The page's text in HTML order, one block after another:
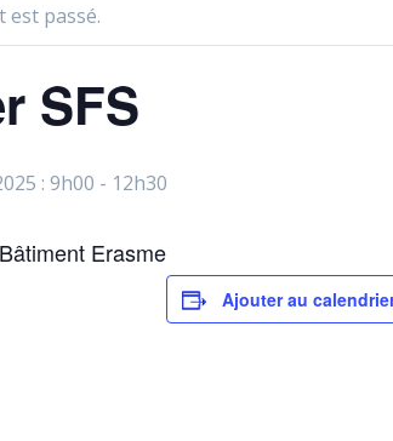
est passé.
SFS
: 9h00 - 12h30
Erasme
Ajouter au